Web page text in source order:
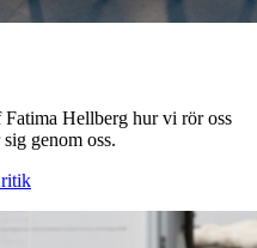
Hellberg hur vi rör oss
genom oss.